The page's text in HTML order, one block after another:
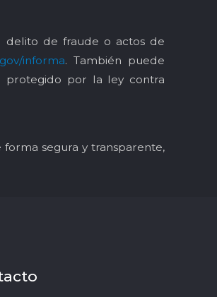
delito de fraude o actos de
informa. También puede
protegido por la ley contra
segura y transparente,